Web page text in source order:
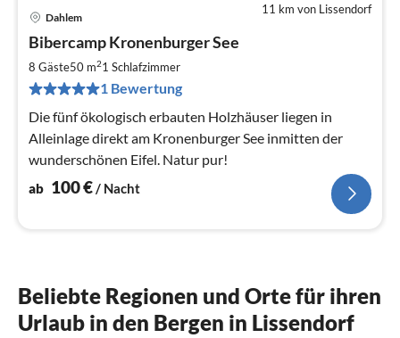
11 km von Lissendorf
Dahlem
Bibercamp Kronenburger See
8 Gäste50 m21 Schlafzimmer
1 Bewertung
Die fünf ökologisch erbauten Holzhäuser liegen in
Alleinlage direkt am Kronenburger See inmitten der
wunderschönen Eifel. Natur pur!
ab 100€/ Nacht
Beliebte Regionen und Orte für ihren
Urlaub in den Bergen in Lissendorf